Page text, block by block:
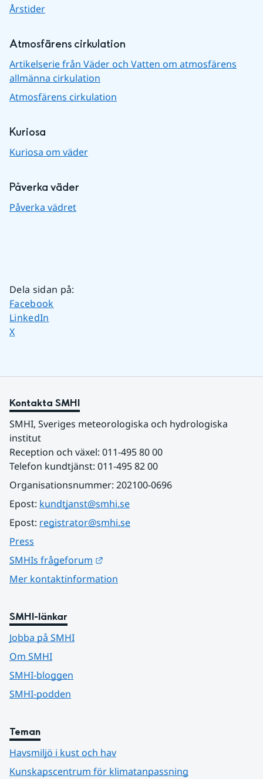
Årstider
Atmosfärens cirkulation
Artikelserie från Väder och Vatten om atmosfärens
allmänna cirkulation
Atmosfärens cirkulation
Kuriosa
Kuriosa om väder
Påverka väder
Påverka vädret
Dela sidan på:
Dela sidan på
Facebook
Dela sidan på
LinkedIn
Dela sidan på
X
Kontakta SMHI
SMHI, Sveriges meteorologiska och hydrologiska
institut
Reception och växel: 011-495 80 00
Telefon kundtjänst: 011-495 82 00
Organisationsnummer: 202100-0696
Epost: kundtjanst@smhi.se
Epost: registrator@smhi.se
Press
SMHIs frågeforum
Mer kontaktinformation
SMHI-länkar
Jobba på SMHI
Om SMHI
SMHI-bloggen
SMHI-podden
Teman
Havsmiljö i kust och hav
Kunskapscentrum för klimatanpassning